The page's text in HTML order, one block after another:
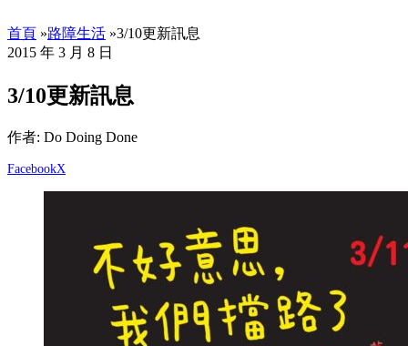
首頁 »路障生活 »3/10更新訊息
2015 年 3 月 8 日
3/10更新訊息
作者: Do Doing Done
FacebookX